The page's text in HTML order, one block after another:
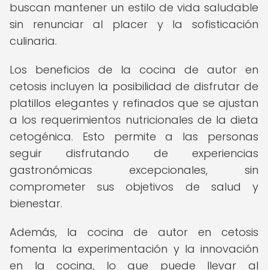
buscan mantener un estilo de vida saludable
sin renunciar al placer y la sofisticación
culinaria.
Los beneficios de la cocina de autor en
cetosis incluyen la posibilidad de disfrutar de
platillos elegantes y refinados que se ajustan
a los requerimientos nutricionales de la dieta
cetogénica. Esto permite a las personas
seguir disfrutando de experiencias
gastronómicas excepcionales, sin
comprometer sus objetivos de salud y
bienestar.
Además, la cocina de autor en cetosis
fomenta la experimentación y la innovación
en la cocina, lo que puede llevar al